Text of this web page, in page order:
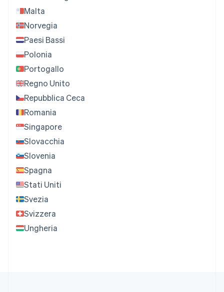
Malta
Norvegia
Paesi Bassi
Polonia
Portogallo
Regno Unito
Repubblica Ceca
Romania
Singapore
Slovacchia
Slovenia
Spagna
Stati Uniti
Svezia
Svizzera
Ungheria